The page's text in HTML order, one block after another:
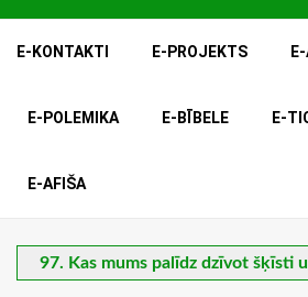
E-KONTAKTI E-PROJEKTS
E-POLEMIKA E-BĪBELE E-
E-AFIŠA
97. Kas mums palīdz dzīvot šķīsti